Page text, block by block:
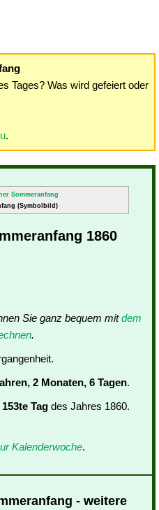
Tages? Was wird gefeiert oder
.
(Symbolbild)
1860
Sie ganz bequem mitdem
.
2 Monaten, 6 Tagen.
153te Tag des Jahres 1860.
Kalenderwoche.
- weitere